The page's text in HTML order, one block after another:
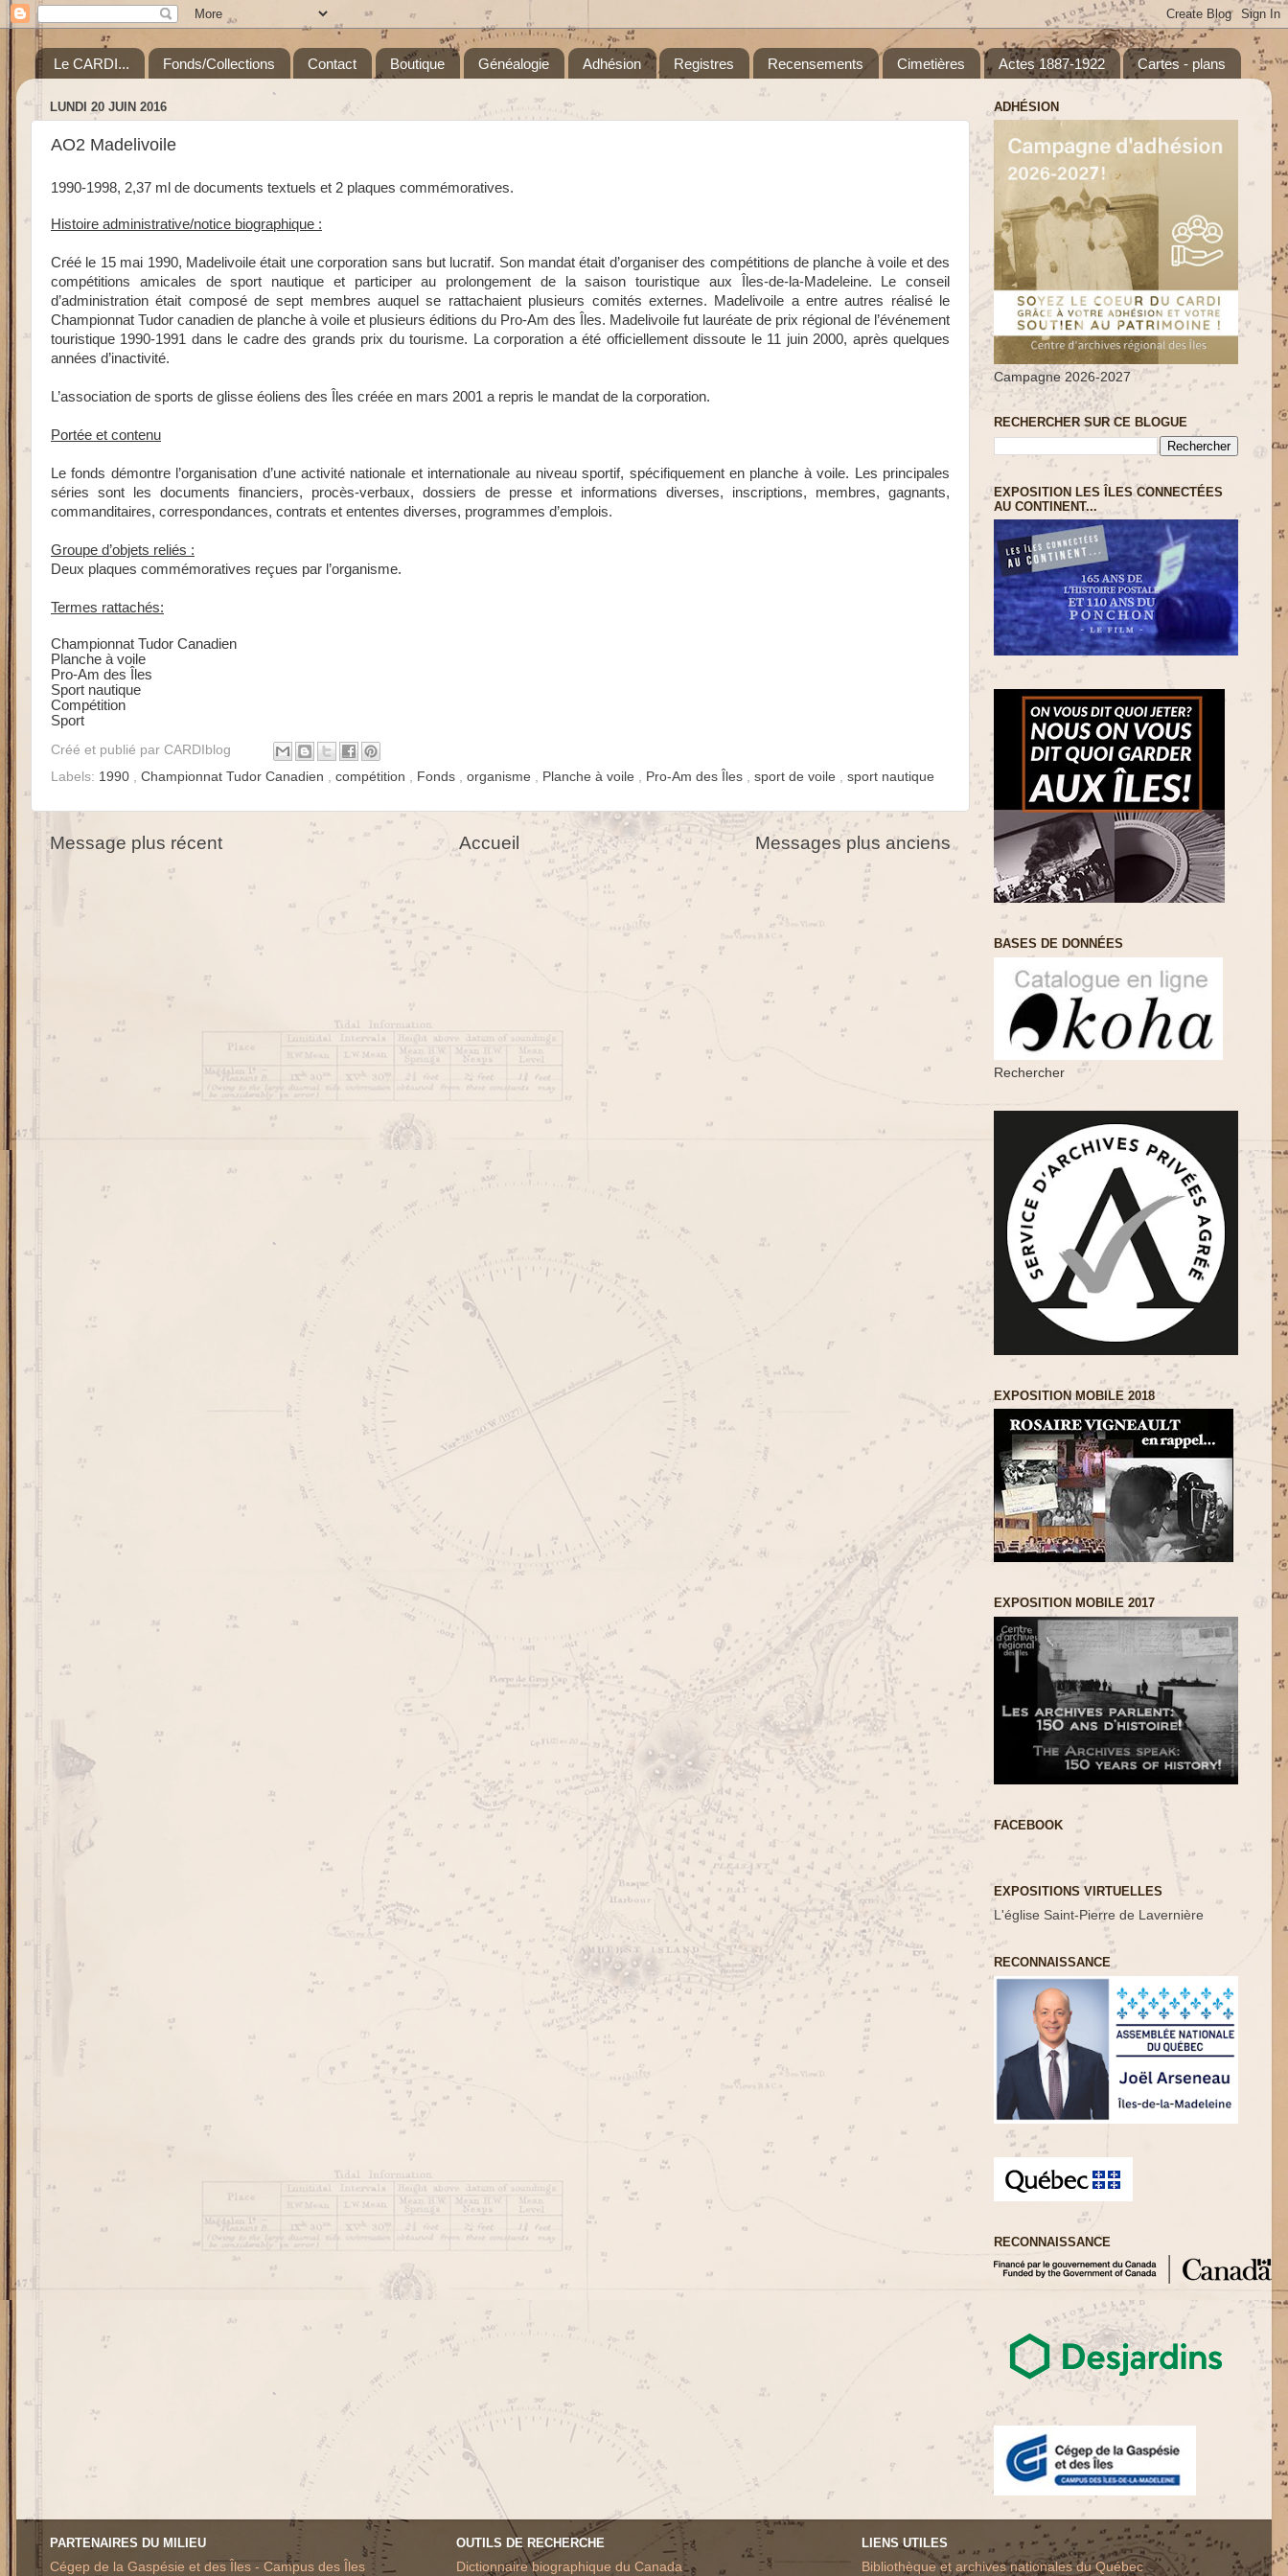
Le CARDI... Fonds/Collections Contact Boutique Généalogie Adhésion Registres Recensements Cimetières Actes 1887-1922 Cartes - plans
LUNDI 20 JUIN 2016
AO2 Madelivoile
1990-1998, 2,37 ml de documents textuels et 2 plaques commémoratives.
Histoire administrative/notice biographique :
Créé le 15 mai 1990, Madelivoile était une corporation sans but lucratif. Son mandat était d’organiser des compétitions de planche à voile et des
compétitions amicales de sport nautique et participer au prolongement de la saison touristique aux Îles-de-la-Madeleine. Le conseil
d’administration était composé de sept membres auquel se rattachaient plusieurs comités externes. Madelivoile a entre autres réalisé le
Championnat Tudor canadien de planche à voile et plusieurs éditions du Pro-Am des Îles. Madelivoile fut lauréate de prix régional de l’événement
touristique 1990-1991 dans le cadre des grands prix du tourisme. La corporation a été officiellement dissoute le 11 juin 2000, après quelques
années d’inactivité.
L’association de sports de glisse éoliens des Îles créée en mars 2001 a repris le mandat de la corporation.
Portée et contenu
Le fonds démontre l’organisation d’une activité nationale et internationale au niveau sportif, spécifiquement en planche à voile. Les principales
séries sont les documents financiers, procès-verbaux, dossiers de presse et informations diverses, inscriptions, membres, gagnants,
commanditaires, correspondances, contrats et ententes diverses, programmes d’emplois.
Groupe d’objets reliés :
Deux plaques commémoratives reçues par l’organisme.
Termes rattachés:
Championnat Tudor Canadien
Planche à voile
Pro-Am des Îles
Sport nautique
Compétition
Sport
Créé et publié par CARDIblog
Labels: 1990 Championnat Tudor Canadien compétition Fonds organisme Planche à voile Pro-Am des Îles sport de voile sport nautique
Message plus récent Messages plus anciens
Accueil
ADHÉSION
Campagne 2026-2027
RECHERCHER SUR CE BLOGUE
EXPOSITION LES ÎLES CONNECTÉES
AU CONTINENT...
BASES DE DONNÉES
Rechercher
EXPOSITION MOBILE 2018
EXPOSITION MOBILE 2017
FACEBOOK
EXPOSITIONS VIRTUELLES
L'église Saint-Pierre de Lavernière
RECONNAISSANCE
RECONNAISSANCE
PARTENAIRES DU MILIEU
Cégep de la Gaspésie et des Îles - Campus des Îles
OUTILS DE RECHERCHE
Dictionnaire biographique du Canada
LIENS UTILES
Bibliothèque et archives nationales du Québec